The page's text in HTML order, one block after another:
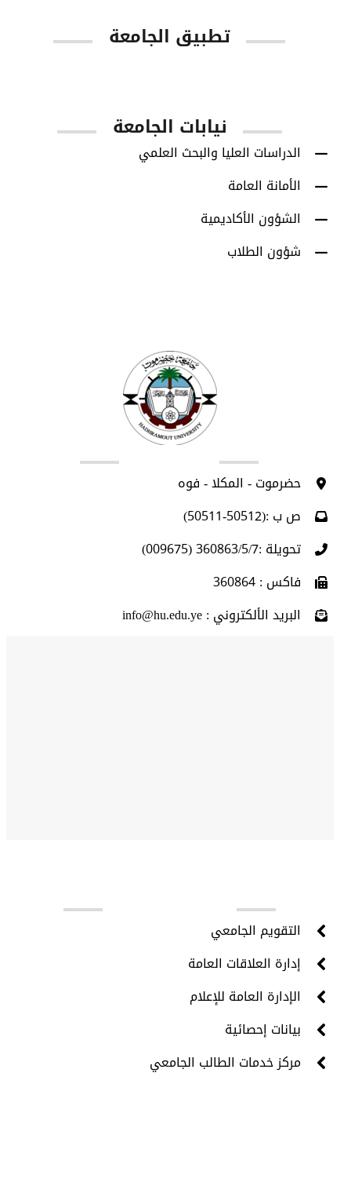
تطبيق الجامعة
نيابات الجامعة
الدراسات العليا والبحث العلمي
الأمانة العامة
الشؤون الأكاديمية
شؤون الطلاب
حضرموت - المكلا - فوه
ص ب :(50512-50511)
تحويلة :360863/5/7 (009675)
فاكس : 360864
البريد الألكتروني : info@hu.edu.ye
التقويم الجامعي
إدارة العلاقات العامة
الإدارة العامة للإعلام
بيانات إحصائية
مركز خدمات الطالب الجامعي